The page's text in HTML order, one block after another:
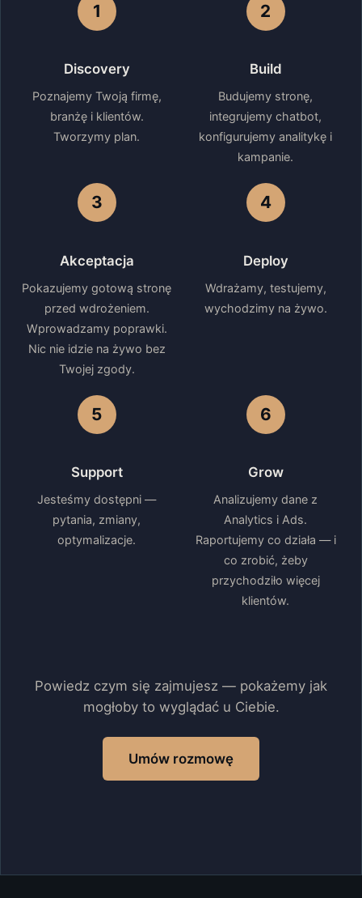
1
Discovery
Poznajemy Twoją firmę,
branżę i klientów.
Tworzymy plan.
2
Build
Budujemy stronę,
integrujemy chatbot,
konfigurujemy analitykę i
kampanie.
3
Akceptacja
Pokazujemy gotową stronę
przed wdrożeniem.
Wprowadzamy poprawki.
Nic nie idzie na żywo bez
Twojej zgody.
4
Deploy
Wdrażamy, testujemy,
wychodzimy na żywo.
5
Support
Jesteśmy dostępni —
pytania, zmiany,
optymalizacje.
6
Grow
Analizujemy dane z
Analytics i Ads.
Raportujemy co działa — i
co zrobić, żeby
przychodziło więcej
klientów.
Powiedz czym się zajmujesz — pokażemy jak
mogłoby to wyglądać u Ciebie.
Umów rozmowę